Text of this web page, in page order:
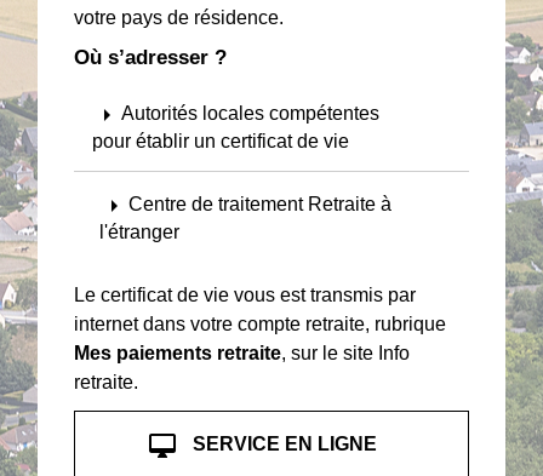
votre pays de résidence.
Où s’adresser ?
arrow_rightAutorités locales compétentes
pour établir un certificat de vie
arrow_rightCentre de traitement Retraite à
l'étranger
Le certificat de vie vous est transmis par
internet dans votre compte retraite, rubrique
Mes paiements retraite, sur le site Info
retraite.
desktop_mac SERVICE EN LIGNE